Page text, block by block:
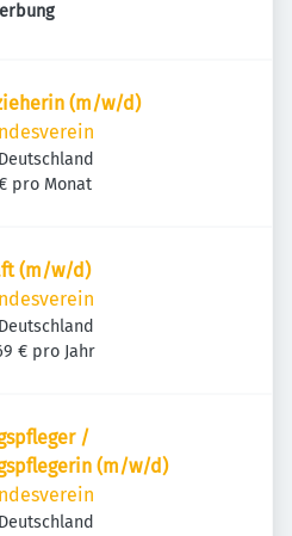
(m/w/d)
pro Monat
(m/w/d)
€ pro Jahr
/
(m/w/d)